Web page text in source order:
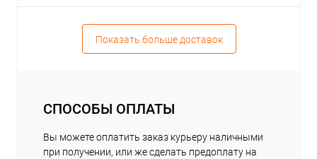
Показать больше доставок
СПОСОБЫ ОПЛАТЫ
Вы можете оплатить заказ курьеру наличными
при получении, или же сделать предоплату на